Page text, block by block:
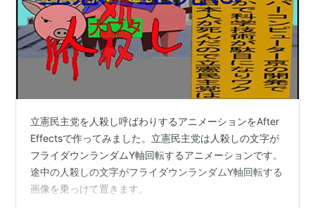
立憲民主党を人殺し呼ばわりするアニメーションをAfter
Effectsで作ってみました。立憲民主党は人殺しの文字が
フライダウンランダムY軸回転するアニメーションです。
途中の人殺しの文字がフライダウンランダムY軸回転する
画像を乗っけて置きます。